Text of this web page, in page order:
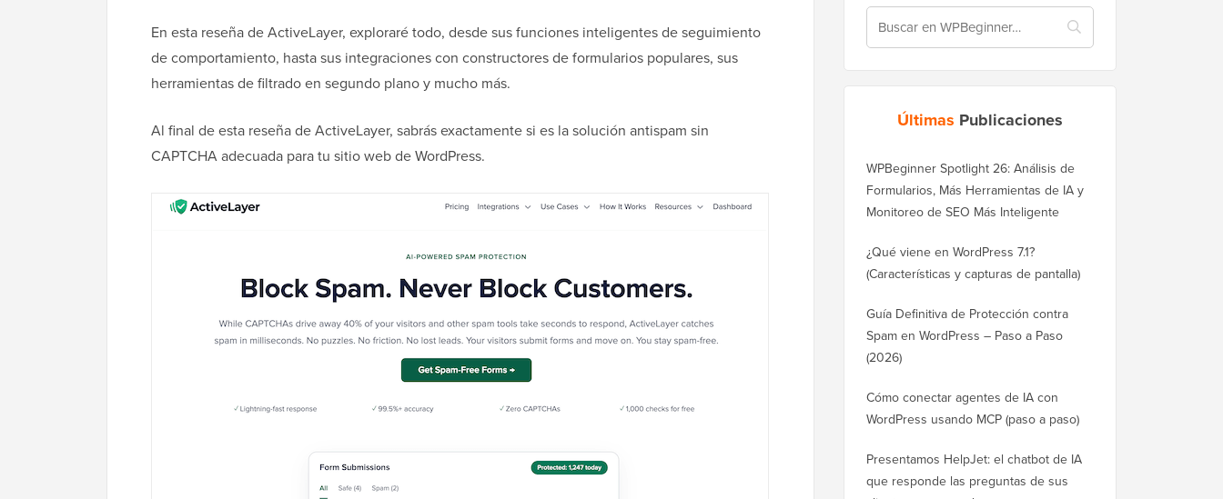
En esta reseña de ActiveLayer, exploraré todo, desde sus funciones inteligentes de seguimiento
de comportamiento, hasta sus integraciones con constructores de formularios populares, sus
herramientas de filtrado en segundo plano y mucho más.
Al final de esta reseña de ActiveLayer, sabrás exactamente si es la solución antispam sin
CAPTCHA adecuada para tu sitio web de WordPress.
Últimas Publicaciones
WPBeginner Spotlight 26: Análisis de
Formularios, Más Herramientas de IA y
Monitoreo de SEO Más Inteligente
¿Qué viene en WordPress 7.1?
(Características y capturas de pantalla)
Guía Definitiva de Protección contra
Spam en WordPress – Paso a Paso
(2026)
Cómo conectar agentes de IA con
WordPress usando MCP (paso a paso)
Presentamos HelpJet: el chatbot de IA
que responde las preguntas de sus